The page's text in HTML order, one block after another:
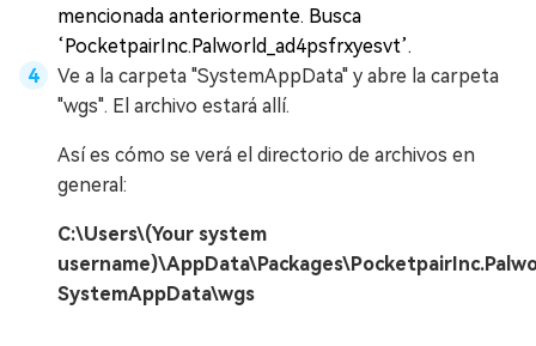
mencionada anteriormente. Busca
‘PocketpairInc.Palworld_ad4psfrxyesvt’.
Ve a la carpeta "SystemAppData" y abre la carpeta
"wgs". El archivo estará allí.
Así es cómo se verá el directorio de archivos en
general:
C:\Users\(Your system
SystemAppData\wgs